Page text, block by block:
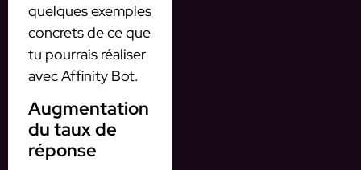
quelques exemples
concrets de ce que
tu pourrais réaliser
avec Affinity Bot.
Augmentation
du taux de
réponse